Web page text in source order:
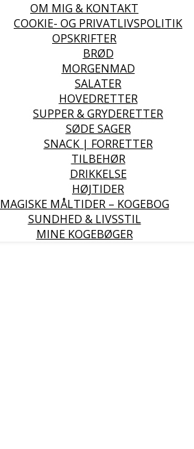
OM MIG & KONTAKT
COOKIE- OG PRIVATLIVSPOLITIK
OPSKRIFTER
BRØD
MORGENMAD
SALATER
HOVEDRETTER
SUPPER & GRYDERETTER
SØDE SAGER
SNACK | FORRETTER
TILBEHØR
DRIKKELSE
HØJTIDER
MAGISKE MÅLTIDER – KOGEBOG
SUNDHED & LIVSSTIL
MINE KOGEBØGER